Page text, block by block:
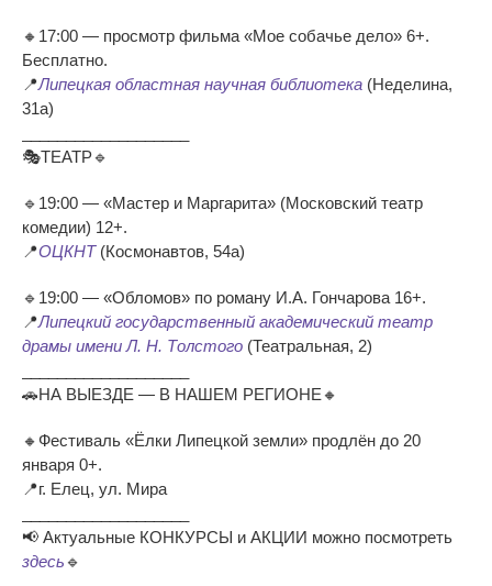
🔸17:00 — просмотр фильма «Мое собачье дело» 6+.
Бесплатно.
📍Липецкая областная научная библиотека (Неделина,
31а)
🎭ТЕАТР🔹
🔹19:00 — «Мастер и Маргарита» (Московский театр
комедии) 12+.
📍ОЦКНТ(Космонавтов, 54а)
🔹19:00 — «Обломов» по роману И.А. Гончарова 16+.
📍Липецкий государственный академический театр
драмы имени Л. Н. Толстого (Театральная, 2)
🚗НА ВЫЕЗДЕ — В НАШЕМ РЕГИОНЕ🔸
🔸Фестиваль «Ёлки Липецкой земли» продлён до 20
января 0+.
📍г. Елец, ул. Мира
📢 Актуальные КОНКУРСЫ и АКЦИИ можно посмотреть
здесь🔹